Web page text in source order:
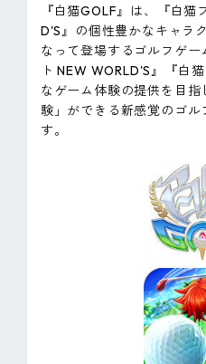
『白猫GOLF』は、『白猫
D'S』の個性豊かなキャラ
なって登場するゴルフゲ
ト NEW WORLD'S』『白
なゲーム体験の提供を目
験」ができる新感覚のゴル
す。